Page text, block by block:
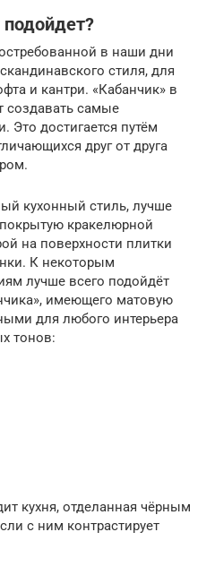
в наши дни
стиля, для
и кантри. «Кабанчик» в
создавать самые
достигается путём
друг от друга
кухонный стиль, лучше
кракелюрной
на поверхности плитки
К некоторым
лучше всего подойдёт
имеющего матовую
для любого интерьера
тонов:
кухня, отделанная чёрным
с ним контрастирует